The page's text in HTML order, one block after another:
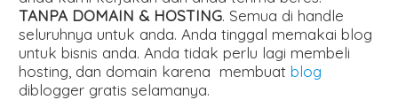
TANPA DOMAIN & HOSTING. Semua di handle
seluruhnya untuk anda. Anda tinggal memakai blog
untuk bisnis anda. Anda tidak perlu lagi membeli
hosting, dan domain karena membuatblog
diblogger gratis selamanya.